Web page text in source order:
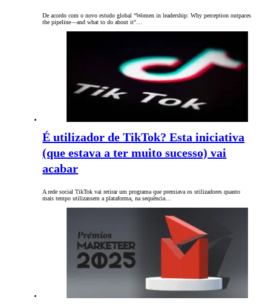
De acordo com o novo estudo global “Women in leadership: Why perception outpaces
the pipeline—and what to do about it"…
É utilizador de TikTok? Esta iniciativa
(que estava a ter muito sucesso) vai
acabar
A rede social TikTok vai retirar um programa que premiava os utilizadores quanto
mais tempo utilizassem a plataforma, na sequência…